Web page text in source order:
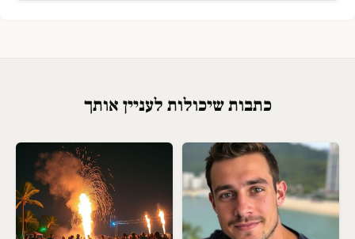
כתבות שיכולות לעניין אותך